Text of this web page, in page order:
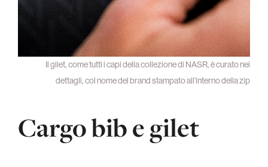
Il gilet, come tutti i capi della collezione di NASR, è curato nei
dettagli, col nome del brand stampato all’interno della zip
Cargo bib e gilet